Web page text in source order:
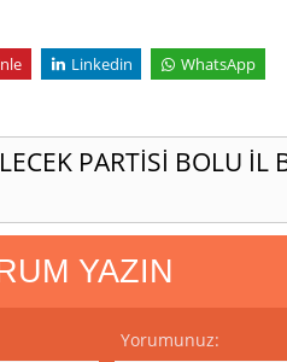
Linkedin WhatsApp
PARTİSİ BOLU İL
YAZIN
Yorumunuz: